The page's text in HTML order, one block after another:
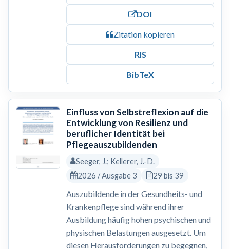
DOI
Zitation kopieren
RIS
BibTeX
Einfluss von Selbstreflexion auf die
Entwicklung von Resilienz und
beruflicher Identität bei
Pflegeauszubildenden
Seeger, J.; Kellerer, J.-D.
2026 / Ausgabe 3
29 bis 39
Auszubildende in der Gesundheits- und
Krankenpflege sind während ihrer
Ausbildung häufig hohen psychischen und
physischen Belastungen ausgesetzt. Um
diesen Herausforderungen zu begegnen,